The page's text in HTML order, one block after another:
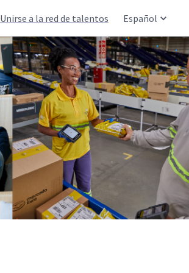
Unirse a la red de talentos Español